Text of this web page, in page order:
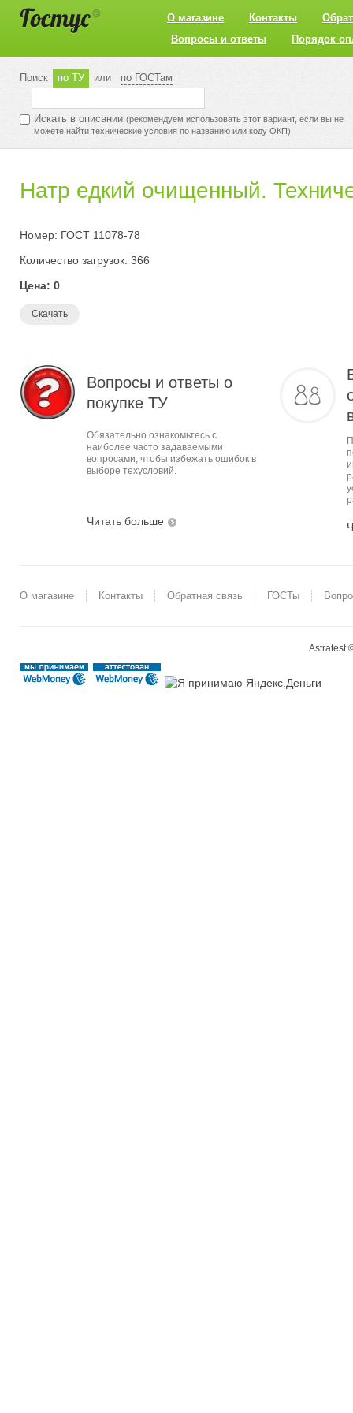
О магазине Контакты
Вопросы и ответы
Порядок
Поиск по ТУ или по ГОСТам
Искать в описании (рекомендуем использовать этот вариант, если вы не
можете найти технические условия по названию или коду ОКП)
Натр едкий очищенный.
Номер: ГОСТ 11078-78
Количество загрузок: 366
Цена: 0
Скачать
Вопросы и ответы о
покупке ТУ
Обязательно ознакомьтесь с
наиболее часто задаваемыми
вопросами, чтобы избежать ошибок в
выборе техусловий.
Читать больше
О магазине Контакты Обратная связь ГОСТы
Astratest